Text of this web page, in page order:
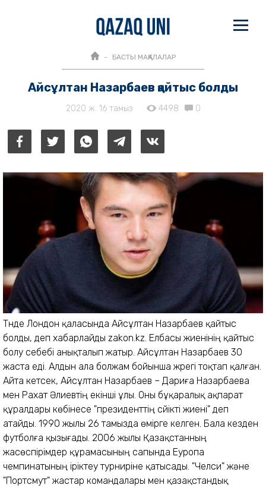
БАСТЫ МАҚАЛАЛАР
Айсұлтан Назарбаев қайтыс болды
2020 ж. 16 тамыз 4498 0
Түнде Лондон қаласында Айсұлтан Назарбаев қайтыс
болды, деп хабарлайды zakon.kz. Елбасы жиенінің қайтыс
болу себебі анықталып жатыр. Айсұлтан Назарбаев 30
жаста еді. Алдын ала болжам бойынша жүрегі тоқтап қалған.
Айта кетсек, Айсұлтан Назарбаев – Дариға Назарбаева
мен Рахат Әлиевтің екінші ұлы. Оны бұқаралық ақпарат
құралдары көбінесе "президенттің сүйікті жиені" деп
атайды. 1990 жылы 26 тамызда өмірге келген. Бала кезден
футболға қызығады. 2006 жылы Қазақстанның
жасөспірімдер құрамасының сапында Еуропа
чемпинатының іріктеу турниріне қатысады. "Челси" және
"Портсмут" жастар командалары мен қазақстандық